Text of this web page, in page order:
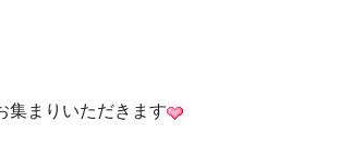
集まりいただきます